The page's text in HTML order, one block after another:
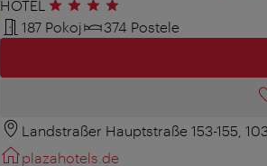
HOTEL 4 hvězdičky
187 Pokoj
374 Postele
Landstraßer Hauptstraße 153-155,
plazahotels.de